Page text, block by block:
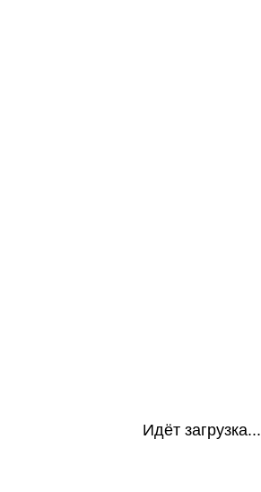
Идёт загрузка...